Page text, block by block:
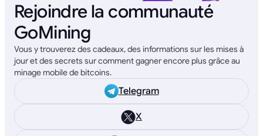
Rejoindre la communauté
GoMining
Vous y trouverez des cadeaux, des informations sur les mises à
jour et des secrets sur comment gagner encore plus grâce au
minage mobile de bitcoins.
Telegram
X